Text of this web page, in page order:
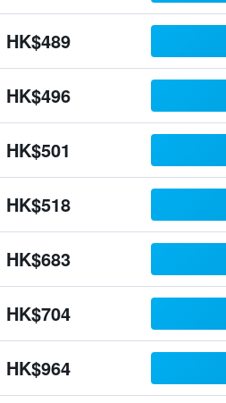
HK$489
HK$496
HK$501
HK$518
HK$683
HK$704
HK$964